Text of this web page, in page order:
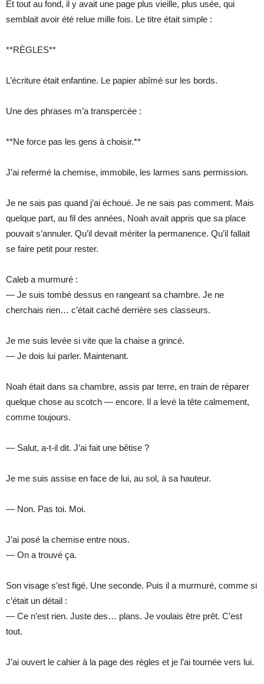
Et tout au fond, il y avait une page plus vieille, plus usée, qui
semblait avoir été relue mille fois. Le titre était simple :
**RÈGLES**
L’écriture était enfantine. Le papier abîmé sur les bords.
Une des phrases m’a transpercée :
**Ne force pas les gens à choisir.**
J’ai refermé la chemise, immobile, les larmes sans permission.
Je ne sais pas quand j’ai échoué. Je ne sais pas comment. Mais
quelque part, au fil des années, Noah avait appris que sa place
pouvait s’annuler. Qu’il devait mériter la permanence. Qu’il fallait
se faire petit pour rester.
Caleb a murmuré :
— Je suis tombé dessus en rangeant sa chambre. Je ne
cherchais rien… c’était caché derrière ses classeurs.
Je me suis levée si vite que la chaise a grincé.
— Je dois lui parler. Maintenant.
Noah était dans sa chambre, assis par terre, en train de réparer
quelque chose au scotch — encore. Il a levé la tête calmement,
comme toujours.
— Salut, a-t-il dit. J’ai fait une bêtise ?
Je me suis assise en face de lui, au sol, à sa hauteur.
— Non. Pas toi. Moi.
J’ai posé la chemise entre nous.
— On a trouvé ça.
Son visage s’est figé. Une seconde. Puis il a murmuré, comme si
c’était un détail :
— Ce n’est rien. Juste des… plans. Je voulais être prêt. C’est
tout.
J’ai ouvert le cahier à la page des règles et je l’ai tournée vers lui.